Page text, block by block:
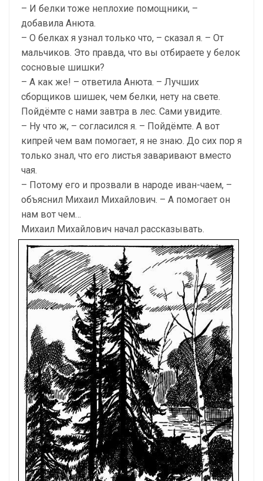
– И белки тоже неплохие помощники, –
добавила Анюта.
– О белках я узнал только что, – сказал я. – От
мальчиков. Это правда, что вы отбираете у белок
сосновые шишки?
– А как же! – ответила Анюта. – Лучших
сборщиков шишек, чем белки, нету на свете.
Пойдёмте с нами завтра в лес. Сами увидите.
– Ну что ж, – согласился я. – Пойдёмте. А вот
кипрей чем вам помогает, я не знаю. До сих пор я
только знал, что его листья заваривают вместо
чая.
– Потому его и прозвали в народе иван-чаем, –
объяснил Михаил Михайлович. – А помогает он
нам вот чем…
Михаил Михайлович начал рассказывать.